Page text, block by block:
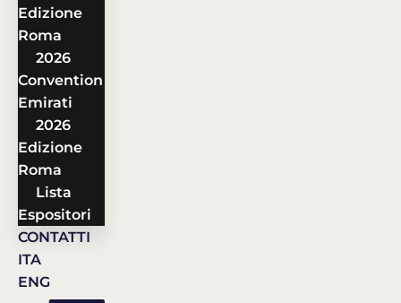
Edizione
Roma
2026
Convention
Emirati
2026
Edizione
Roma
Lista
Espositori
CONTATTI
ITA
ENG